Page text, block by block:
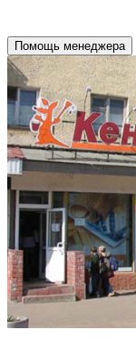
Помощь менеджера